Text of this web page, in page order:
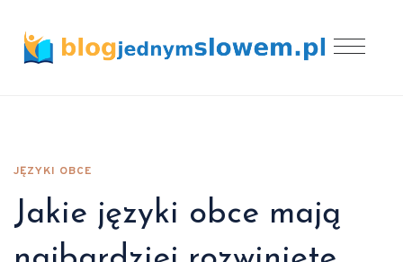
JĘZYKI OBCE
Jakie języki obce mają